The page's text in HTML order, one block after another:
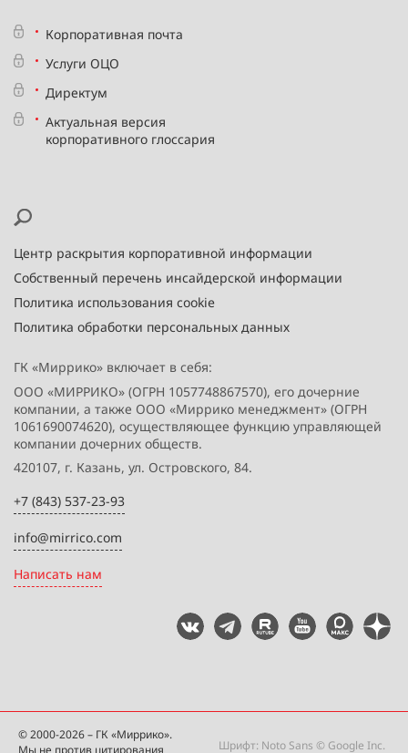
Корпоративная почта
Услуги ОЦО
Директум
Актуальная версия
корпоративного глоссария
Центр раскрытия корпоративной информации
Собственный перечень инсайдерской информации
Политика использования cookie
Политика обработки персональных данных
ГК «Миррико» включает в себя:
ООО «МИРРИКО» (ОГРН 1057748867570), его дочерние
компании, а также ООО «Миррико менеджмент» (ОГРН
1061690074620), осуществляющее функцию управляющей
компании дочерних обществ.
420107, г. Казань, ул. Островского, 84.
+7 (843) 537-23-93
info@mirrico.com
Написать нам
© 2000-2026 – ГК «Миррико».
Мы не против цитирования
Шрифт: Noto Sans © Google Inc.